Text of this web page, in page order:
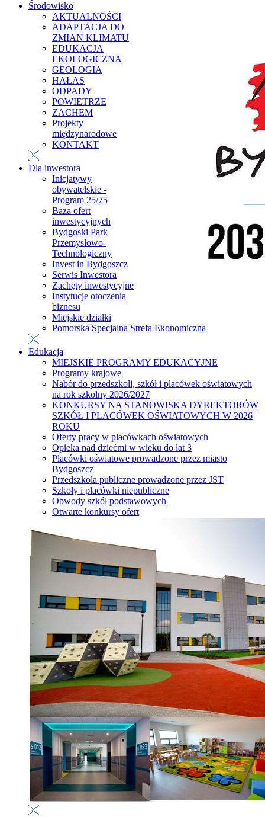
Środowisko
AKTUALNOŚCI
ADAPTACJA DO
ZMIAN KLIMATU
EDUKACJA
EKOLOGICZNA
GEOLOGIA
HAŁAS
ODPADY
POWIETRZE
ZACHEM
Projekty
międzynarodowe
KONTAKT
Dla inwestora
Inicjatywy
obywatelskie -
Program 25/75
Baza ofert
inwestycyjnych
Bydgoski Park
Przemysłowo-
Technologiczny
Invest in Bydgoszcz
Serwis Inwestora
Zachęty inwestycyjne
Instytucje otoczenia
biznesu
Miejskie działki
Pomorska Specjalna Strefa Ekonomiczna
Edukacja
MIEJSKIE PROGRAMY EDUKACYJNE
Programy krajowe
Nabór do przedszkoli, szkół i placówek oświatowych
na rok szkolny 2026/2027
KONKURSY NA STANOWISKA DYREKTORÓW
SZKÓŁ I PLACÓWEK OŚWIATOWYCH W 2026
ROKU
Oferty pracy w placówkach oświatowych
Opieka nad dziećmi w wieku do lat 3
Placówki oświatowe prowadzone przez miasto
Bydgoszcz
Przedszkola publiczne prowadzone przez JST
Szkoły i placówki niepubliczne
Obwody szkół podstawowych
Otwarte konkursy ofert